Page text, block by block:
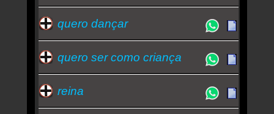
quero dançar
quero ser como criança
reina